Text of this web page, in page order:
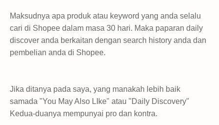
Maksudnya apa produk atau keyword yang anda selalu
cari di Shopee dalam masa 30 hari. Maka paparan daily
discover anda berkaitan dengan search history anda dan
pembelian anda di Shopee.
Jika ditanya pada saya, yang manakah lebih baik
samada "You May Also LIke" atau "Daily Discovery"
Kedua-duanya mempunyai pro dan kontra.